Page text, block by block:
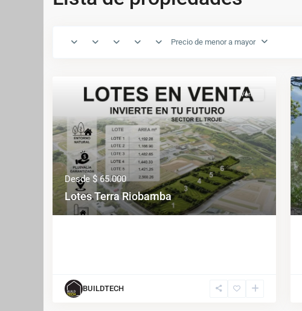
Precio de menor a mayor
Venta
Desde$ 65.000
Lotes Terra Riobamba
BUILDTECH